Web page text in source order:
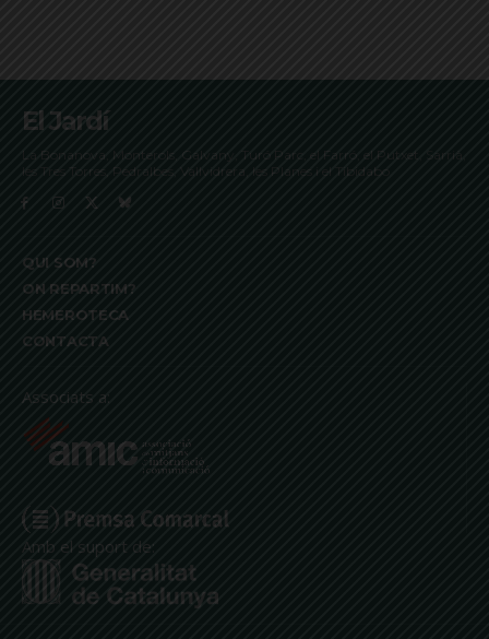
El Jardí
La Bonanova, Monterols, Galvany, Turó Parc, el Farró, el Putxet, Sarrià,
les Tres Torres, Pedralbes, Vallvidrera, les Planes i el Tibidabo
QUI SOM?
ON REPARTIM?
HEMEROTECA
CONTACTA
Associats a:
Amb el suport de: